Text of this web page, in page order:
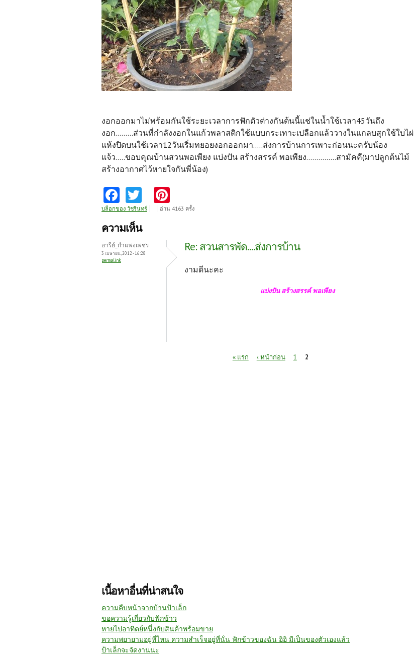
งอกออกมาไม่พร้อมกันใช้ระยะเวลาการฟักตัวต่างกันต้นนี้แช่ในน้ำใช้เวลา45วันถึง
งอก.........ส่วนที่กำลังงอกในแก้วพลาสติกใช้แบบกระเทาะเปลือกแล้ววางในแกลบสุกใช้ใบไผ่
แห้งปิดบนใช้เวลา12วันเริ่มทยอยงอกออกมา.....ส่งการบ้านการเพาะก่อนนะครับน้อง
แจ้ว.....ขอบคุณบ้านสวนพอเพียง แบ่งปัน สร้างสรรค์ พอเพียง...............สามัคคี(มาปลูกต้นไม้
สร้างอากาศไว้หายใจกันพี่น้อง)
Fa
ce
b
o
o
w
itt
er
nt
t
บล็อกของ วัชรินทร์ อ่าน 4163 ครั้ง
ความเห็น
อารีย์_กำแพงเพชร
3 เมษายน, 2012 - 16:28
permalink
Re: สวนสารพัด....ส่งการบ้าน
งามดีนะคะ
แบ่งปัน สร้างสรรค์ พอเพียง
« แรก ‹ หน้าก่อน 1 2
เนื้อหาอื่นที่น่าสนใจ
ความคืบหน้าจากบ้านป้าเล็ก
ขอความรู้เกี่ยวกับฟักข้าว
หายไปอาทิตย์หนึ่งกับสินค้าพร้อมขาย
ความพยายามอยู่ที่ไหน ความสำเร็จอยู่ที่นั่น ฟักข้าวของฉัน อิอิ มีเป็นของตัวเองแล้ว
ป้าเล็กจะจัดงานนะ